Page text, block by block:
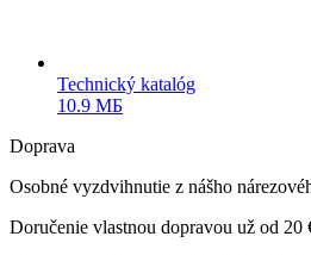
Technický katalóg
10.9 МБ
Doprava
Osobné vyzdvihnutie z nášho
Doručenie vlastnou dopravou už od 20